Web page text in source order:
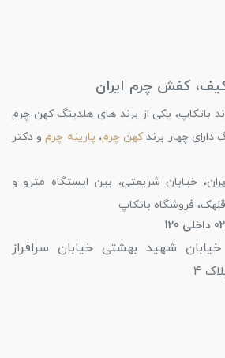
کفش چرم ایران
باتکاپ، یکی از برند های هلدینگ کهن چرم
دارای چهار برندکهن چرم، پارینه چرمو دکتر
خیابان شریعتی، بین ایستگاه مترو و
فروشگاه باتکاپ
شهید بهشتی خیابان سرافراز
4